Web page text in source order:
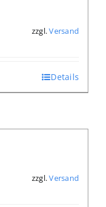
zzgl.Versand
Details
zzgl.Versand